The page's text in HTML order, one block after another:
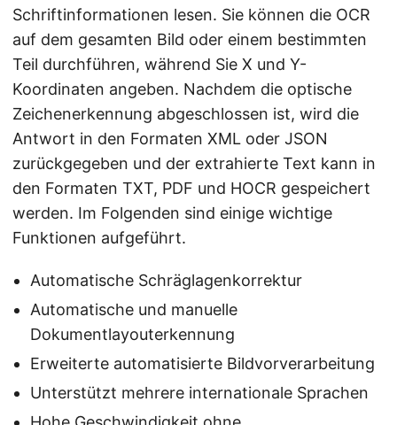
Schriftinformationen lesen. Sie können die OCR
auf dem gesamten Bild oder einem bestimmten
Teil durchführen, während Sie X und Y-
Koordinaten angeben. Nachdem die optische
Zeichenerkennung abgeschlossen ist, wird die
Antwort in den Formaten XML oder JSON
zurückgegeben und der extrahierte Text kann in
den Formaten TXT, PDF und HOCR gespeichert
werden. Im Folgenden sind einige wichtige
Funktionen aufgeführt.
Automatische Schräglagenkorrektur
Automatische und manuelle
Dokumentlayouterkennung
Erweiterte automatisierte Bildvorverarbeitung
Unterstützt mehrere internationale Sprachen